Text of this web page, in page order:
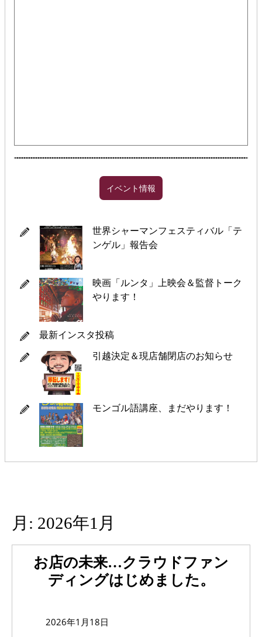
イベント情報
世界シャーマンフェスティバル「テ
ンゲル」報告会
映画「ルンタ」上映会＆監督トーク
やります！
最新インスタ投稿
引越決定＆現店舗閉店のお知らせ
モンゴル語講座、まだやります！
月: 2026年1月
お店の未来…クラウドファン
ディングはじめました。
2026年1月18日